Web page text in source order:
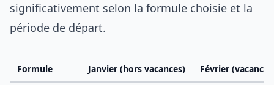
significativement selon la formule choisie et la
période de départ.
Formule Janvier (hors vacances) Février